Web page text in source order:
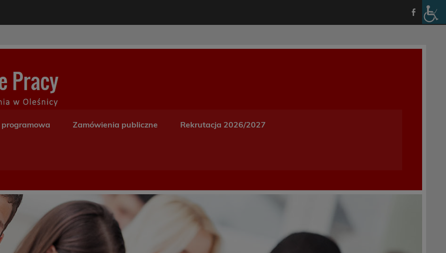
Zamówienia publiczne Rekrutacja 2026/2027